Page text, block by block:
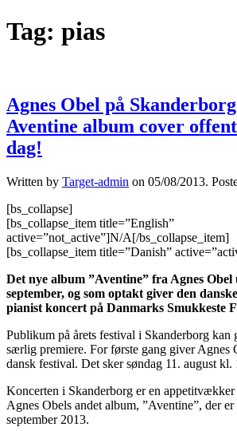
Tag: pias
Agnes Obel på
Aventine album cover
dag!
Written by Target-admin on 05/08/2013.
[bs_collapse]
[bs_collapse_item title=”English”
active=”not_active”]N/A[/bs_collapse_item]
[bs_collapse_item title=”Danish”
Det nye album ”Aventine” fra Agnes
september, og som optakt giver den
pianist koncert på Danmarks Smukkeste
Publikum på årets festival i Skanderborg
særlig premiere. For første gang giver Agnes
dansk festival. Det sker søndag 11. august kl.
Koncerten i Skanderborg er en
Agnes Obels andet album, ”Aventine”, der er
september 2013.